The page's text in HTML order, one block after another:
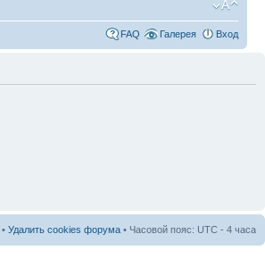
FAQ Галерея Вход
• Удалить cookies форума • Часовой пояс: UTC - 4 часа